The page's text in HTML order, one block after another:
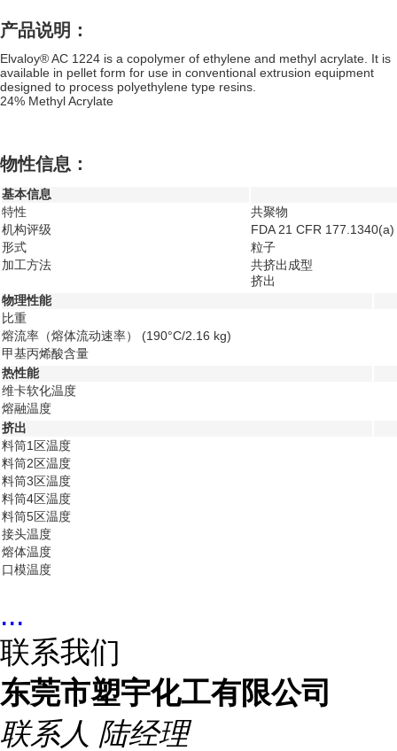
产品说明：
Elvaloy® AC 1224 is a copolymer of ethylene and methyl acrylate. It is
available in pellet form for use in conventional extrusion equipment
designed to process polyethylene type resins.
24% Methyl Acrylate
物性信息：
基本信息
特性
共聚物
机构评级
FDA 21 CFR 177.1340(a)
形式
粒子
加工方法
共挤出成型
挤出
物理性能
比重
熔流率（熔体流动速率） (190°C/2.16 kg)
甲基丙烯酸含量
热性能
维卡软化温度
熔融温度
挤出
料筒1区温度
料筒2区温度
料筒3区温度
料筒4区温度
料筒5区温度
接头温度
熔体温度
口模温度
...
联系我们
东莞市塑宇化工有限公司
联系人 陆经理